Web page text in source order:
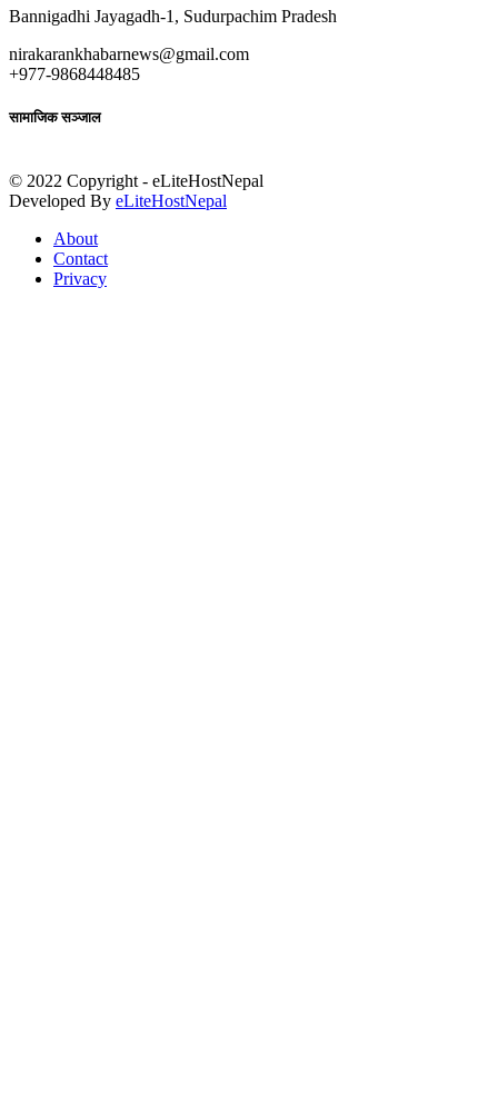
Bannigadhi Jayagadh-1, Sudurpachim Pradesh
nirakarankhabarnews@gmail.com
+977-9868448485
सामाजिक सञ्जाल
© 2022 Copyright - eLiteHostNepal
Developed By eLiteHostNepal
About
Contact
Privacy